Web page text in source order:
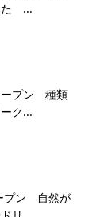
た ...
ープン 種類
ク...
プン 自然が